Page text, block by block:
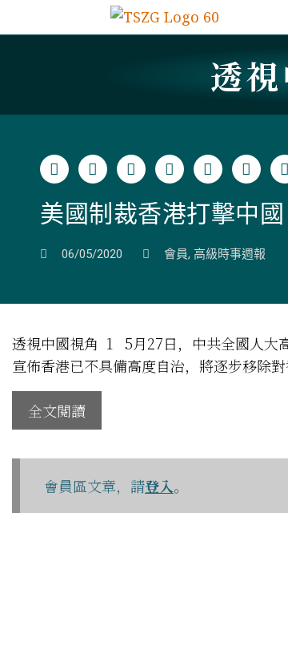
透
美國制裁香港打擊中
06/05/2020 會員, 高級時事週報
透視中國視角 1 5月27日，中共全國人大
宣佈香港已不具備高度自治，將逐步移除
全文閱讀
會員區文章，請登入。